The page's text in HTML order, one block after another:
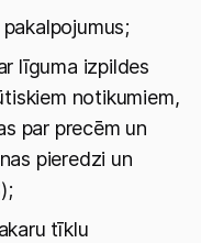
līguma izpildes
notikumiem,
par precēm un
pieredzi un
tīklu